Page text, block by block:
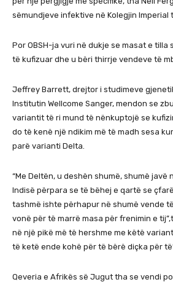
sëmundjeve infektive në Kolegjin Imperial
Por OBSH-ja vuri në dukje se masat e
të kufizuar dhe u bëri thirrje vendeve të
Jeffrey Barrett, drejtor i studimeve
Institutin Wellcome Sanger, mendon se
variantit të ri mund të nënkuptojë se
do të kenë një ndikim më të madh sesa
parë varianti Delta.
“Me Deltën, u deshën shumë, shumë javë
Indisë përpara se të bëhej e qartë se
tashmë ishte përhapur në shumë vende
vonë për të marrë masa për frenimin e
në një pikë më të hershme me këtë
të ketë ende kohë për të bërë diçka për
Qeveria e Afrikës së Jugut tha se vendi